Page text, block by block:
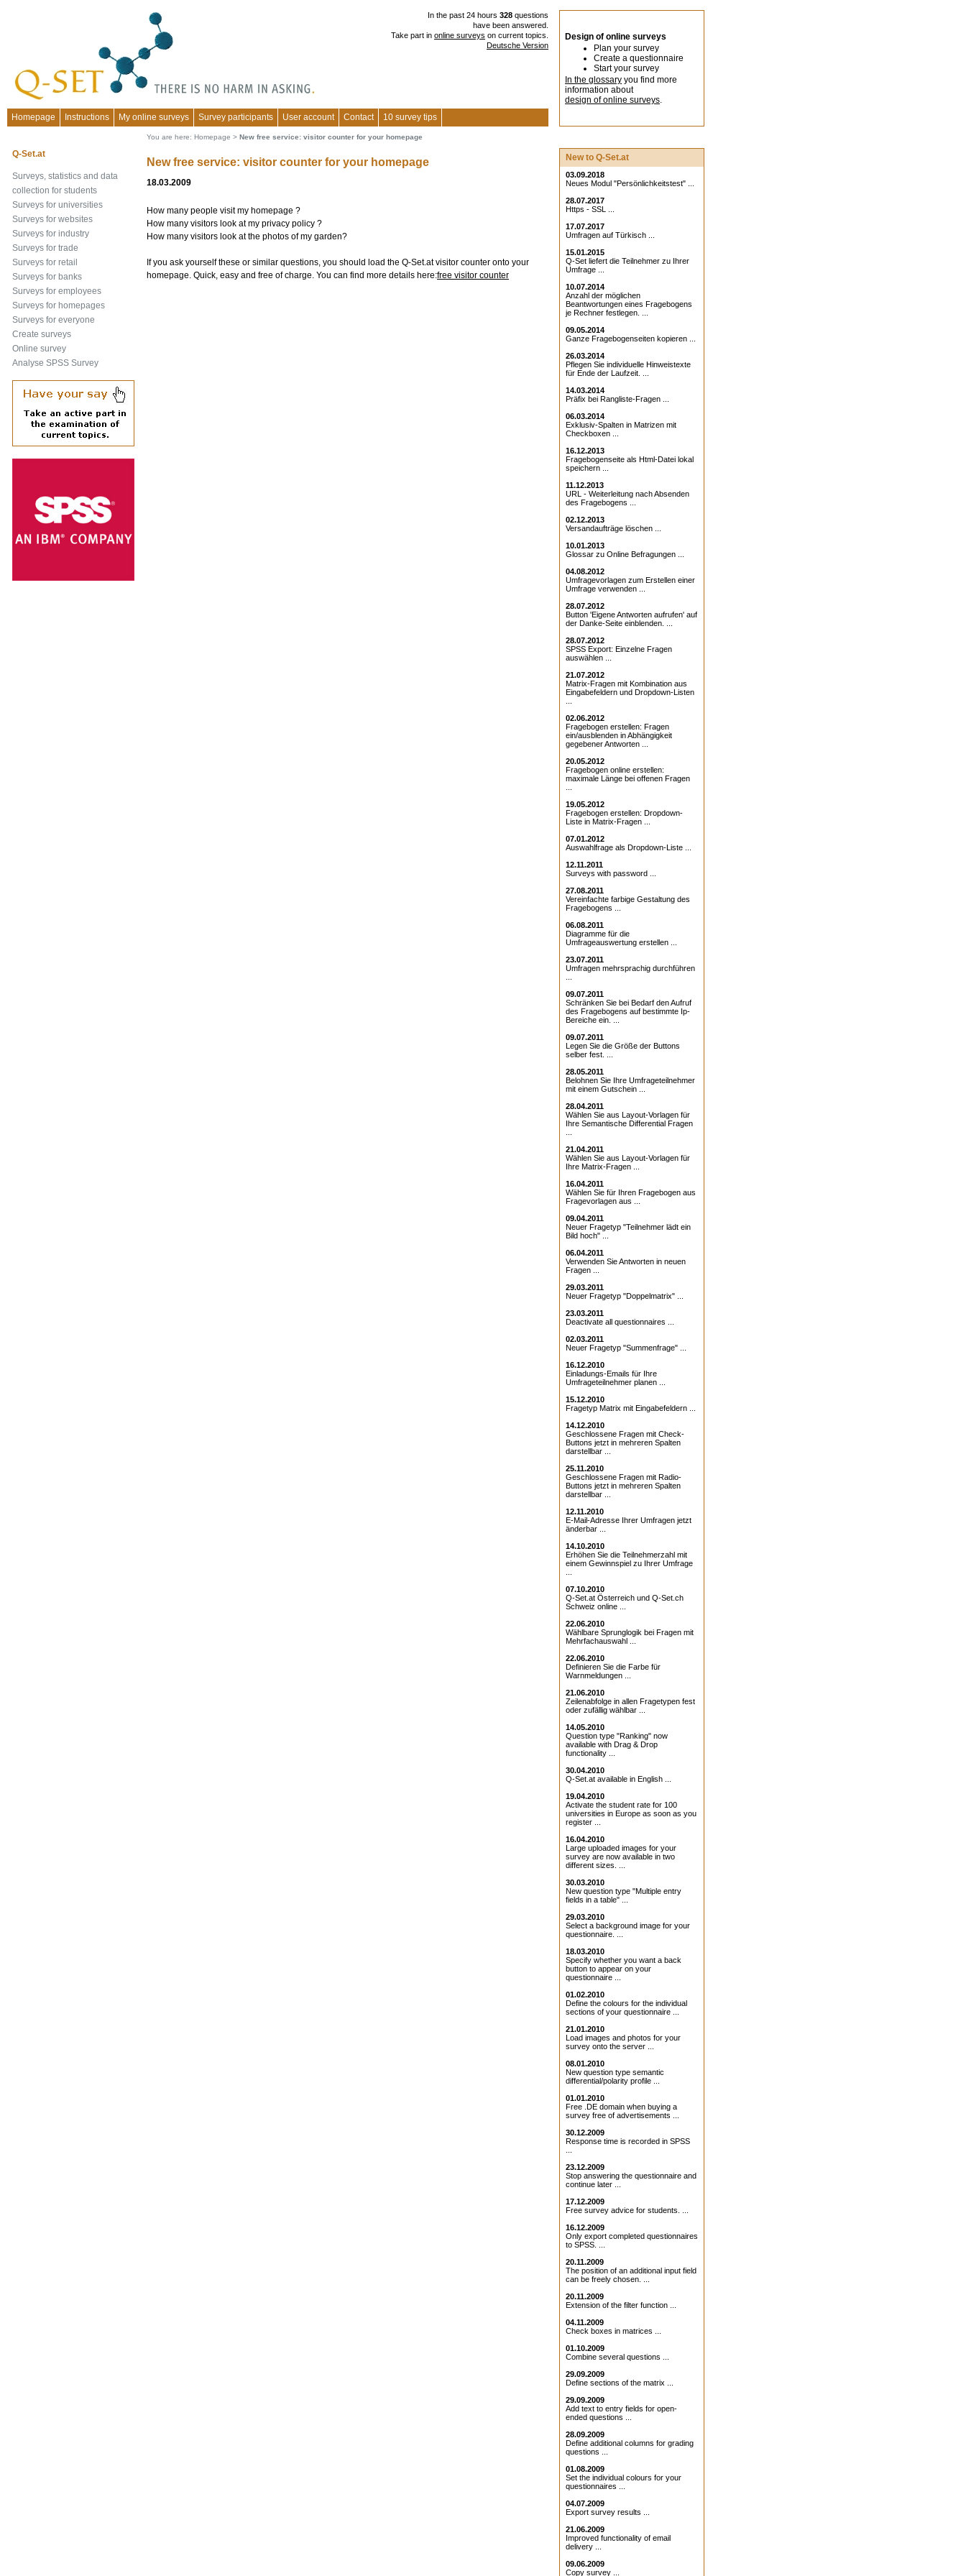
In the past 24 hours 328 questions
have been answered.
Take part in online surveys on current topics.
Deutsche Version
Design of online surveys
Plan your survey
Create a questionnaire
Start your survey
In the glossary you find more
information about
design of online surveys.
Homepage
Instructions My online surveys Survey participants User account Contact 10 survey tips
You are here: Homepage > New free service: visitor counter for your homepage
New free service: visitor counter for your homepage
18.03.2009
How many people visit my homepage ?
How many visitors look at my privacy policy ?
How many visitors look at the photos of my garden?
If you ask yourself these or similar questions, you should load the Q-Set.at visitor counter onto your
homepage. Quick, easy and free of charge. You can find more details here:free visitor counter
New to Q-Set.at
03.09.2018
Neues Modul "Persönlichkeitstest" ...
28.07.2017
Https - SSL ...
17.07.2017
Umfragen auf Türkisch ...
15.01.2015
Q-Set liefert die Teilnehmer zu Ihrer
Umfrage ...
10.07.2014
Anzahl der möglichen
Beantwortungen eines Fragebogens
je Rechner festlegen. ...
09.05.2014
Ganze Fragebogenseiten kopieren ...
26.03.2014
Pflegen Sie individuelle Hinweistexte
für Ende der Laufzeit. ...
14.03.2014
Präfix bei Rangliste-Fragen ...
06.03.2014
Exklusiv-Spalten in Matrizen mit
Checkboxen ...
16.12.2013
Fragebogenseite als Html-Datei lokal
speichern ...
11.12.2013
URL - Weiterleitung nach Absenden
des Fragebogens ...
02.12.2013
Versandaufträge löschen ...
10.01.2013
Glossar zu Online Befragungen ...
04.08.2012
Umfragevorlagen zum Erstellen einer
Umfrage verwenden ...
28.07.2012
Button 'Eigene Antworten aufrufen' auf
der Danke-Seite einblenden. ...
28.07.2012
SPSS Export: Einzelne Fragen
auswählen ...
21.07.2012
Matrix-Fragen mit Kombination aus
Eingabefeldern und Dropdown-Listen
02.06.2012
Fragebogen erstellen: Fragen
ein/ausblenden in Abhängigkeit
gegebener Antworten ...
20.05.2012
Fragebogen online erstellen:
maximale Länge bei offenen Fragen
19.05.2012
Fragebogen erstellen: Dropdown-
Liste in Matrix-Fragen ...
07.01.2012
Auswahlfrage als Dropdown-Liste ...
12.11.2011
Surveys with password ...
27.08.2011
Vereinfachte farbige Gestaltung des
Fragebogens ...
06.08.2011
Diagramme für die
Umfrageauswertung erstellen ...
23.07.2011
Umfragen mehrsprachig durchführen
09.07.2011
Schränken Sie bei Bedarf den Aufruf
des Fragebogens auf bestimmte Ip-
Bereiche ein. ...
09.07.2011
Legen Sie die Größe der Buttons
selber fest. ...
28.05.2011
Belohnen Sie Ihre Umfrageteilnehmer
mit einem Gutschein ...
28.04.2011
Wählen Sie aus Layout-Vorlagen für
Ihre Semantische Differential Fragen
21.04.2011
Wählen Sie aus Layout-Vorlagen für
Ihre Matrix-Fragen ...
16.04.2011
Wählen Sie für Ihren Fragebogen aus
Fragevorlagen aus ...
09.04.2011
Neuer Fragetyp "Teilnehmer lädt ein
Bild hoch" ...
06.04.2011
Verwenden Sie Antworten in neuen
Fragen ...
29.03.2011
Neuer Fragetyp "Doppelmatrix" ...
23.03.2011
Deactivate all questionnaires ...
02.03.2011
Neuer Fragetyp "Summenfrage" ...
16.12.2010
Einladungs-Emails für Ihre
Umfrageteilnehmer planen ...
15.12.2010
Fragetyp Matrix mit Eingabefeldern ...
14.12.2010
Geschlossene Fragen mit Check-
Buttons jetzt in mehreren Spalten
darstellbar ...
25.11.2010
Geschlossene Fragen mit Radio-
Buttons jetzt in mehreren Spalten
darstellbar ...
12.11.2010
E-Mail-Adresse Ihrer Umfragen jetzt
änderbar ...
14.10.2010
Erhöhen Sie die Teilnehmerzahl mit
einem Gewinnspiel zu Ihrer Umfrage
07.10.2010
Q-Set.at Österreich und Q-Set.ch
Schweiz online ...
22.06.2010
Wählbare Sprunglogik bei Fragen mit
Mehrfachauswahl ...
22.06.2010
Definieren Sie die Farbe für
Warnmeldungen ...
21.06.2010
Zeilenabfolge in allen Fragetypen fest
oder zufällig wählbar ...
14.05.2010
Question type "Ranking" now
available with Drag & Drop
functionality ...
30.04.2010
Q-Set.at available in English ...
19.04.2010
Activate the student rate for 100
universities in Europe as soon as you
register ...
16.04.2010
Large uploaded images for your
survey are now available in two
different sizes. ...
30.03.2010
New question type "Multiple entry
fields in a table" ...
29.03.2010
Select a background image for your
questionnaire. ...
18.03.2010
Specify whether you want a back
button to appear on your
questionnaire ...
01.02.2010
Define the colours for the individual
sections of your questionnaire ...
21.01.2010
Load images and photos for your
survey onto the server ...
08.01.2010
New question type semantic
differential/polarity profile ...
01.01.2010
Free .DE domain when buying a
survey free of advertisements ...
30.12.2009
Response time is recorded in SPSS
23.12.2009
Stop answering the questionnaire and
continue later ...
17.12.2009
Free survey advice for students. ...
16.12.2009
Only export completed questionnaires
to SPSS. ...
20.11.2009
The position of an additional input field
can be freely chosen. ...
20.11.2009
Extension of the filter function ...
04.11.2009
Check boxes in matrices ...
01.10.2009
Combine several questions ...
29.09.2009
Define sections of the matrix ...
29.09.2009
Add text to entry fields for open-
ended questions ...
28.09.2009
Define additional columns for grading
questions ...
01.08.2009
Set the individual colours for your
questionnaires ...
04.07.2009
Export survey results ...
21.06.2009
Improved functionality of email
delivery ...
09.06.2009
Copy survey ...
Q-Set.at
Surveys, statistics and data
collection for students
Surveys for universities
Surveys for websites
Surveys for industry
Surveys for trade
Surveys for retail
Surveys for banks
Surveys for employees
Surveys for homepages
Surveys for everyone
Create surveys
Online survey
Analyse SPSS Survey